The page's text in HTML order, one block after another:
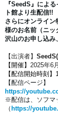
『SeedS』 によ
ト館より生配信!!
さらにオンライ
様のお名前（ニッ
沢山のお申し込み
【出演者】
【開催】 2025年6
【配信開始時刻】
【配信ページ】
https://
※配信は、
ソフマ
（ https://